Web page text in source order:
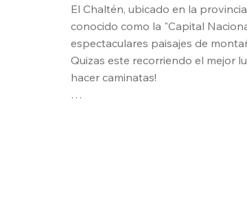
El Chaltén, ubicado en la
conocido como la "Capital
espectaculares paisajes de
Quizas este recorriendo el mejor
hacer caminatas!